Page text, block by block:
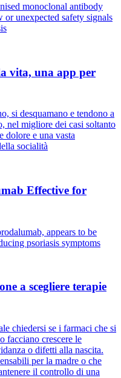
monoclonal antibody
unexpected safety signals
vita, una app per
si desquamano e tendono a
nel migliore dei casi soltanto
dolore e una vasta
socialità
Effective for
appears to be
psoriasis symptoms
a scegliere terapie
chiedersi se i farmaci che si
facciano crescere le
o difetti alla nascita.
per la madre o che
il controllo di una